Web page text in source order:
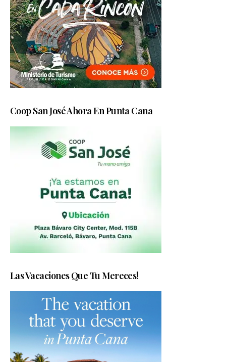
Coop San José Ahora En Punta Cana
Las Vacaciones Que Tu Mereces!